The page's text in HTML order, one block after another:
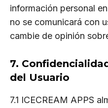
información personal
no se comunicará con
cambie de opinión
7.
del Usuario
7.1 ICECREAM APPS